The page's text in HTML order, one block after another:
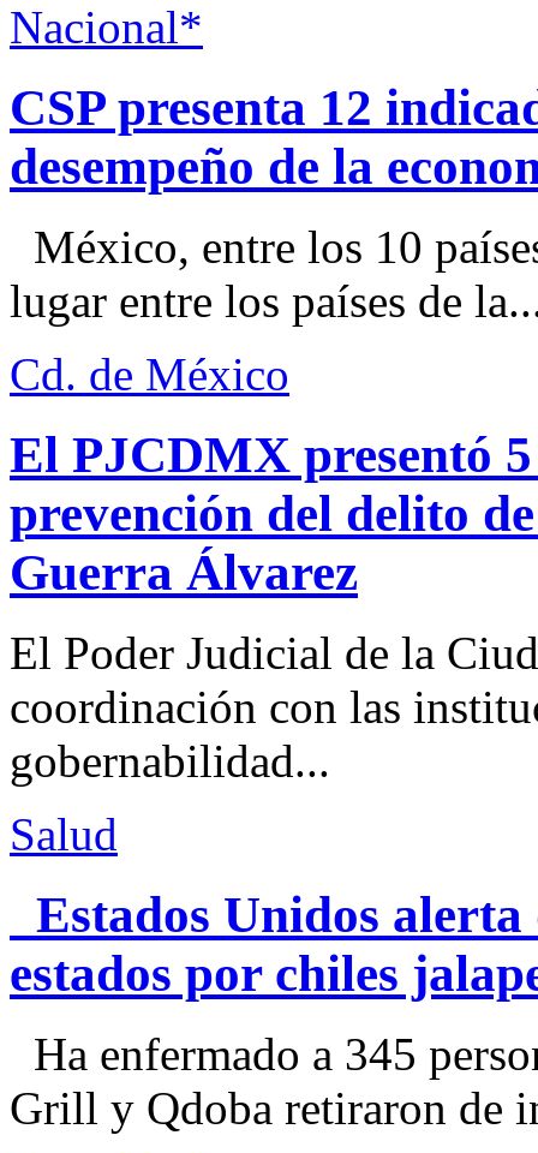
Nacional*
CSP presenta 12
desempeño de la
México, entre los 10
lugar entre los países de
Cd. de México
El PJCDMX presentó
prevención del delito
Guerra Álvarez
El Poder Judicial de la
coordinación con las
gobernabilidad...
Salud
Estados Unidos alerta
estados por chiles
Ha enfermado a 345
Grill y Qdoba retiraron de